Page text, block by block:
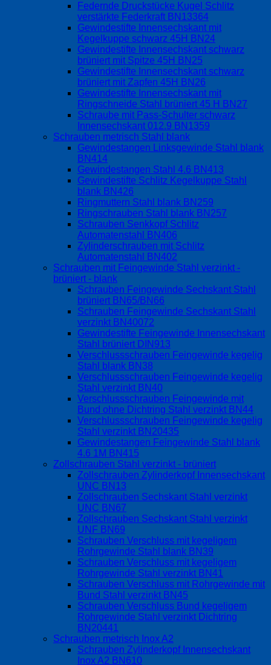
Federnde Druckstücke Kugel Schlitz
verstärkte Federkraft BN13364
Gewindestifte Innensechskant mit
Kegelkuppe schwarz 45H BN24
Gewindestifte Innensechskant schwarz
brüniert mit Spitze 45H BN25
Gewindestifte Innensechskant schwarz
brüniert mit Zapfen 45H BN26
Gewindestifte Innensechskant mit
Ringschneide Stahl brüniert 45 H BN27
Schraube mit Pass-Schulter schwarz
Innensechskant 012.9 BN1359
Schrauben metrisch Stahl blank
Gewindestangen Linksgewinde Stahl blank
BN414
Gewindestangen Stahl 4.6 BN413
Gewindestifte Schlitz Kegelkuppe Stahl
blank BN426
Ringmuttern Stahl blank BN259
Ringschrauben Stahl blank BN257
Schrauben Senkkopf Schlitz
Automatenstahl BN406
Zylinderschrauben mit Schlitz
Automatenstahl BN402
Schrauben mit Feingewinde Stahl verzinkt -
brüniert - blank
Schrauben Feingewinde Sechskant Stahl
brüniert BN65/BN66
Schrauben Feingewinde Sechskant Stahl
verzinkt BN40072
Gewindestifte Feingewinde Innensechskant
Stahl brüniert DIN913
Verschlussschrauben Feingewinde kegelig
Stahl blank BN38
Verschlussschrauben Feingewinde kegelig
Stahl verzinkt BN40
Verschlussschrauben Feingewinde mit
Bund ohne Dichtring Stahl verzinkt BN44
Verschlussschrauben Feingewinde kegelig
Stahl verzinkt BN20435
Gewindestangen Feingewinde Stahl blank
4.6 1M BN415
Zollschrauben Stahl verzinkt - brüniert
Zollschrauben Zylinderkopf Innensechskant
UNC BN13
Zollschrauben Sechskant Stahl verzinkt
UNC BN67
Zollschrauben Sechskant Stahl verzinkt
UNF BN69
Schrauben Verschluss mit kegeligem
Rohrgewinde Stahl blank BN39
Schrauben Verschluss mit kegeligem
Rohrgewinde Stahl verzinkt BN41
Schrauben Verschluss mit Rohrgewinde mit
Bund Stahl verzinkt BN45
Schrauben Verschluss Bund kegeligem
Rohrgewinde Stahl verzinkt Dichtring
BN20441
Schrauben metrisch Inox A2
Schrauben Zylinderkopf Innensechskant
Inox A2 BN610